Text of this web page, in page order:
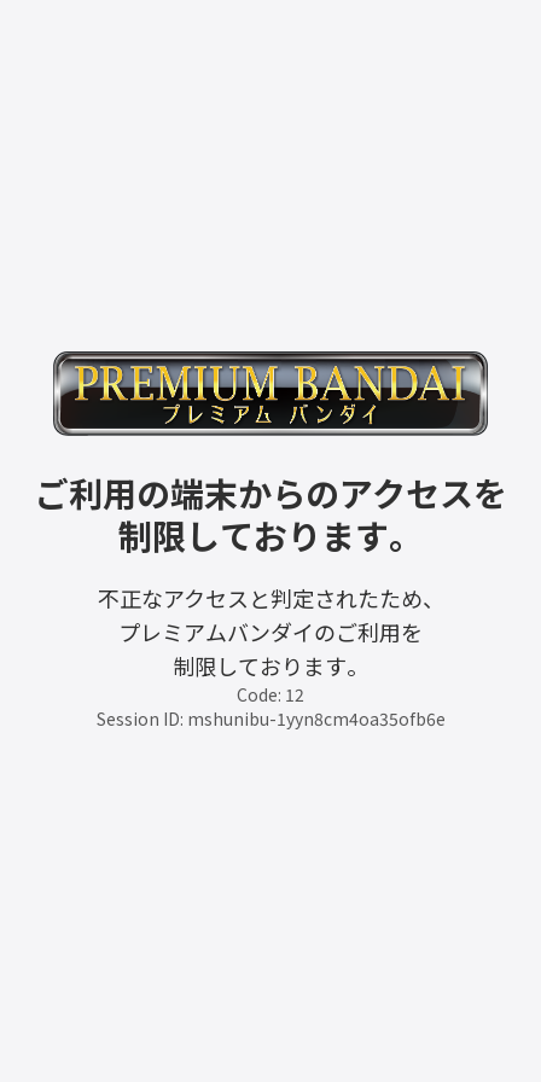
ご利用の端末からのアクセスを
制限しております。
不正なアクセスと判定されたため、
プレミアムバンダイのご利用を
制限しております。
Code: 12
Session ID: mshunibu-1yyn8cm4oa35ofb6e